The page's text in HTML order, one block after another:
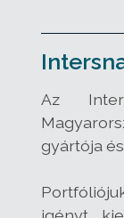
Az
gyártója